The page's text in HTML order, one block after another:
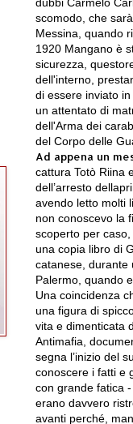
scomodo che
Messina, quando
1920 Mangano è
sicurezza,
dell'interno ,
di essere inviato in
un attentato di
dell'Arma dei
del Corpo delle
Ad appena un
cattura Totò Riina
dell’arresto della
avendo letto molti
non conoscevo la
scoperto per
una copia libro di
catanese, durante
Palermo, quando
Una coincidenza
una figura di
vita e dimenticata
Antimafia,
segna l’inizio del
conoscere i fatti e
con grande fatica
erano davvero
avanti perché,